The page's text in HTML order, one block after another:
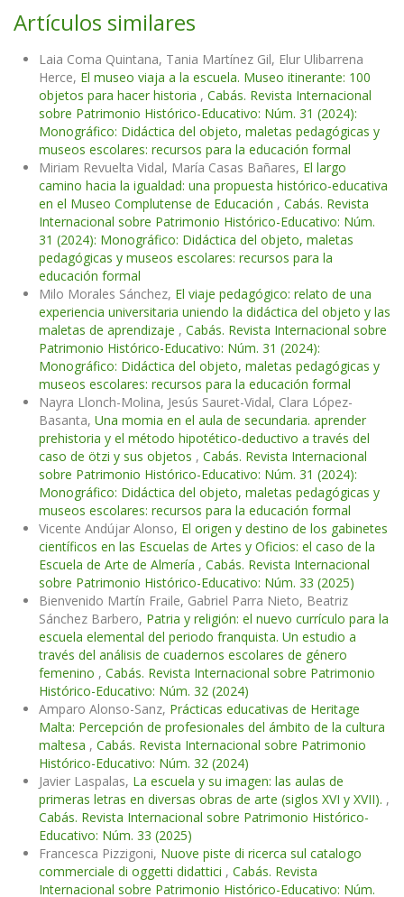
Artículos similares
Laia Coma Quintana, Tania Martínez Gil, Elur Ulibarrena
Herce, El museo viaja a la escuela. Museo itinerante: 100
objetos para hacer historia , Cabás. Revista Internacional
sobre Patrimonio Histórico-Educativo: Núm. 31 (2024):
Monográfico: Didáctica del objeto, maletas pedagógicas y
museos escolares: recursos para la educación formal
Miriam Revuelta Vidal, María Casas Bañares, El largo
camino hacia la igualdad: una propuesta histórico-educativa
en el Museo Complutense de Educación , Cabás. Revista
Internacional sobre Patrimonio Histórico-Educativo: Núm.
31 (2024): Monográfico: Didáctica del objeto, maletas
pedagógicas y museos escolares: recursos para la
educación formal
Milo Morales Sánchez, El viaje pedagógico: relato de una
experiencia universitaria uniendo la didáctica del objeto y las
maletas de aprendizaje , Cabás. Revista Internacional sobre
Patrimonio Histórico-Educativo: Núm. 31 (2024):
Monográfico: Didáctica del objeto, maletas pedagógicas y
museos escolares: recursos para la educación formal
Nayra Llonch-Molina, Jesús Sauret-Vidal, Clara López-
Basanta, Una momia en el aula de secundaria. aprender
prehistoria y el método hipotético-deductivo a través del
caso de ötzi y sus objetos , Cabás. Revista Internacional
sobre Patrimonio Histórico-Educativo: Núm. 31 (2024):
Monográfico: Didáctica del objeto, maletas pedagógicas y
museos escolares: recursos para la educación formal
Vicente Andújar Alonso, El origen y destino de los gabinetes
científicos en las Escuelas de Artes y Oficios: el caso de la
Escuela de Arte de Almería , Cabás. Revista Internacional
sobre Patrimonio Histórico-Educativo: Núm. 33 (2025)
Bienvenido Martín Fraile, Gabriel Parra Nieto, Beatriz
Sánchez Barbero, Patria y religión: el nuevo currículo para la
escuela elemental del periodo franquista. Un estudio a
través del análisis de cuadernos escolares de género
femenino , Cabás. Revista Internacional sobre Patrimonio
Histórico-Educativo: Núm. 32 (2024)
Amparo Alonso-Sanz, Prácticas educativas de Heritage
Malta: Percepción de profesionales del ámbito de la cultura
maltesa , Cabás. Revista Internacional sobre Patrimonio
Histórico-Educativo: Núm. 32 (2024)
Javier Laspalas, La escuela y su imagen: las aulas de
primeras letras en diversas obras de arte (siglos XVI y XVII). ,
Cabás. Revista Internacional sobre Patrimonio Histórico-
Educativo: Núm. 33 (2025)
Francesca Pizzigoni, Nuove piste di ricerca sul catalogo
commerciale di oggetti didattici , Cabás. Revista
Internacional sobre Patrimonio Histórico-Educativo: Núm.